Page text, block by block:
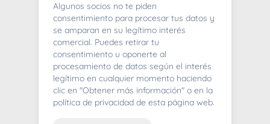
404
Whoops! Lo sentimos mucho.
Algunos socios no te piden
consentimiento para procesar tus datos y
se amparan en su legítimo interés
comercial. Puedes retirar tu
consentimiento u oponerte al
procesamiento de datos según el interés
legítimo en cualquier momento haciendo
clic en "Obtener más información" o en la
política de privacidad de esta página web.